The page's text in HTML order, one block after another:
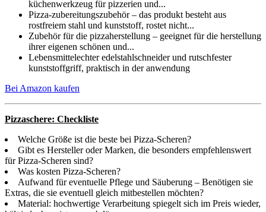
küchenwerkzeug für pizzerien und...
Pizza-zubereitungszubehör – das produkt besteht aus
rostfreiem stahl und kunststoff, rostet nicht...
Zubehör für die pizzaherstellung – geeignet für die herstellung
ihrer eigenen schönen und...
Lebensmittelechter edelstahlschneider und rutschfester
kunststoffgriff, praktisch in der anwendung
Bei Amazon kaufen
Pizzaschere: Checkliste
Welche Größe ist die beste bei Pizza-Scheren?
Gibt es Hersteller oder Marken, die besonders empfehlenswert
für Pizza-Scheren sind?
Was kosten Pizza-Scheren?
Aufwand für eventuelle Pflege und Säuberung – Benötigen sie
Extras, die sie eventuell gleich mitbestellen möchten?
Material: hochwertige Verarbeitung spiegelt sich im Preis wieder,